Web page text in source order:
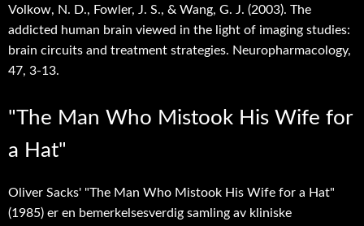
Volkow, N. D., Fowler, J. S., & Wang, G. J. (2003). The
addicted human brain viewed in the light of imaging studies:
brain circuits and treatment strategies. Neuropharmacology,
47, 3-13.
"The Man Who Mistook His Wife for
a Hat"
Oliver Sacks' "The Man Who Mistook His Wife for a Hat"
(1985) er en bemerkelsesverdig samling av kliniske